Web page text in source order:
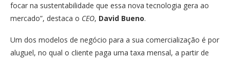
focar na sustentabilidade que essa nova tecnologia gera ao
mercado”, destaca o CEO, David Bueno.
Um dos modelos de negócio para a sua comercialização é por
aluguel, no qual o cliente paga uma taxa mensal, a partir de